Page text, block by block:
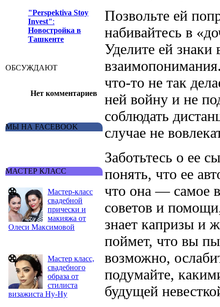
"Perspektiva Stoy
Invest":
Новостройка в
Ташкенте
ОБСУЖДАЮТ
Нет комментариев
МЫ НА FACEBOOK
МАСТЕР КЛАСС
Мастер-класс
свадебной
прически и
макияжа от
Олеси Максимовой
Мастер класс,
свадебного
образа от
стилиста
визажиста Ну-Ну
Позвольте ей
набивайтесь в
Уделите ей
что-то не так
ней войну и не
соблюдать
случае не
Заботьтесь о ее
понять, что ее
что она — самое
советов и
знает капризы и
поймет, что вы
возможно,
подумайте,
будущей